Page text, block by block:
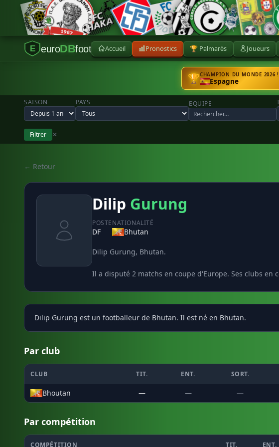
E euroDBfoot Accueil Pronostics 🏆 Palmarès Joueurs
🏆CHAMPION DU MONDE 2026 !
Espagne
SAISON PAYS EQUIPE
Filtrer ✕
← Retour
Dilip Gurung
POSTE
DF
NATIONALITÉ
Bhutan
Dilip Gurung, Bhutan.
Il a disputé 2 matchs en coupe d'Europe. Ses clubs en
Dilip Gurung est un footballeur de Bhutan. Il est né en Bhutan.
Par club
CLUB TIT. ENT. SORT.
Bhoutan — — —
Par compétition
COMPÉTITION TIT. ENT.